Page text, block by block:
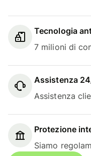
Tecnologia
7 milioni di
Assistenza
Assistenza
Protezione
Siamo